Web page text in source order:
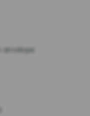
anvelope